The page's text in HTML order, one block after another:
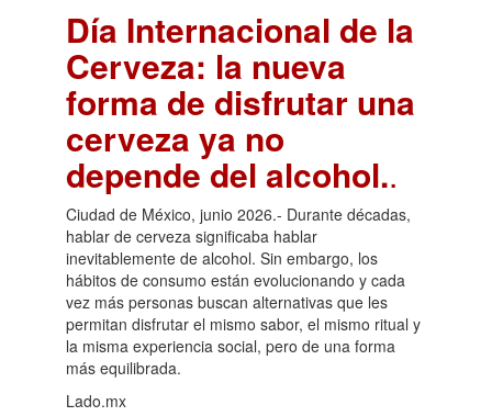
Día Internacional de la
Cerveza: la nueva
forma de disfrutar una
cerveza ya no
depende del alcohol..
Ciudad de México, junio 2026.- Durante décadas,
hablar de cerveza significaba hablar
inevitablemente de alcohol. Sin embargo, los
hábitos de consumo están evolucionando y cada
vez más personas buscan alternativas que les
permitan disfrutar el mismo sabor, el mismo ritual y
la misma experiencia social, pero de una forma
más equilibrada.
Lado.mx